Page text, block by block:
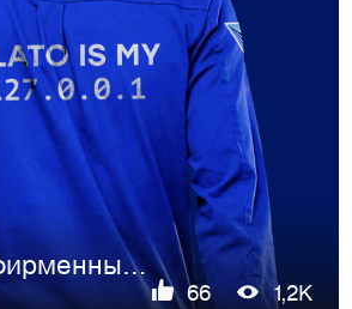
Логотип и фирменный стиль для PLATO
66 1,2K